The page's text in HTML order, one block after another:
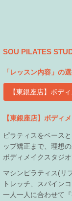
SOU PILATES
「 レッスン内容 」の
【東銀座店】ボデ
【東銀座店】ボディ
ピラティスをベース
ップ矯正まで、理想
ボディメイクスタジオ
マシンピラティス(リ
トレッチ、スパイン
一人一人に合わせて